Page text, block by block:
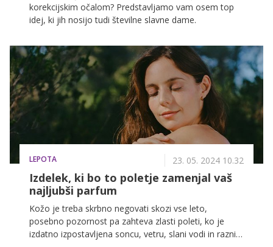
korekcijskim očalom? Predstavljamo vam osem top
idej, ki jih nosijo tudi številne slavne dame.
LEPOTA 23. 05. 2024 10.32
Izdelek, ki bo to poletje zamenjal vaš
najljubši parfum
Kožo je treba skrbno negovati skozi vse leto,
posebno pozornost pa zahteva zlasti poleti, ko je
izdatno izpostavljena soncu, vetru, slani vodi in raznim